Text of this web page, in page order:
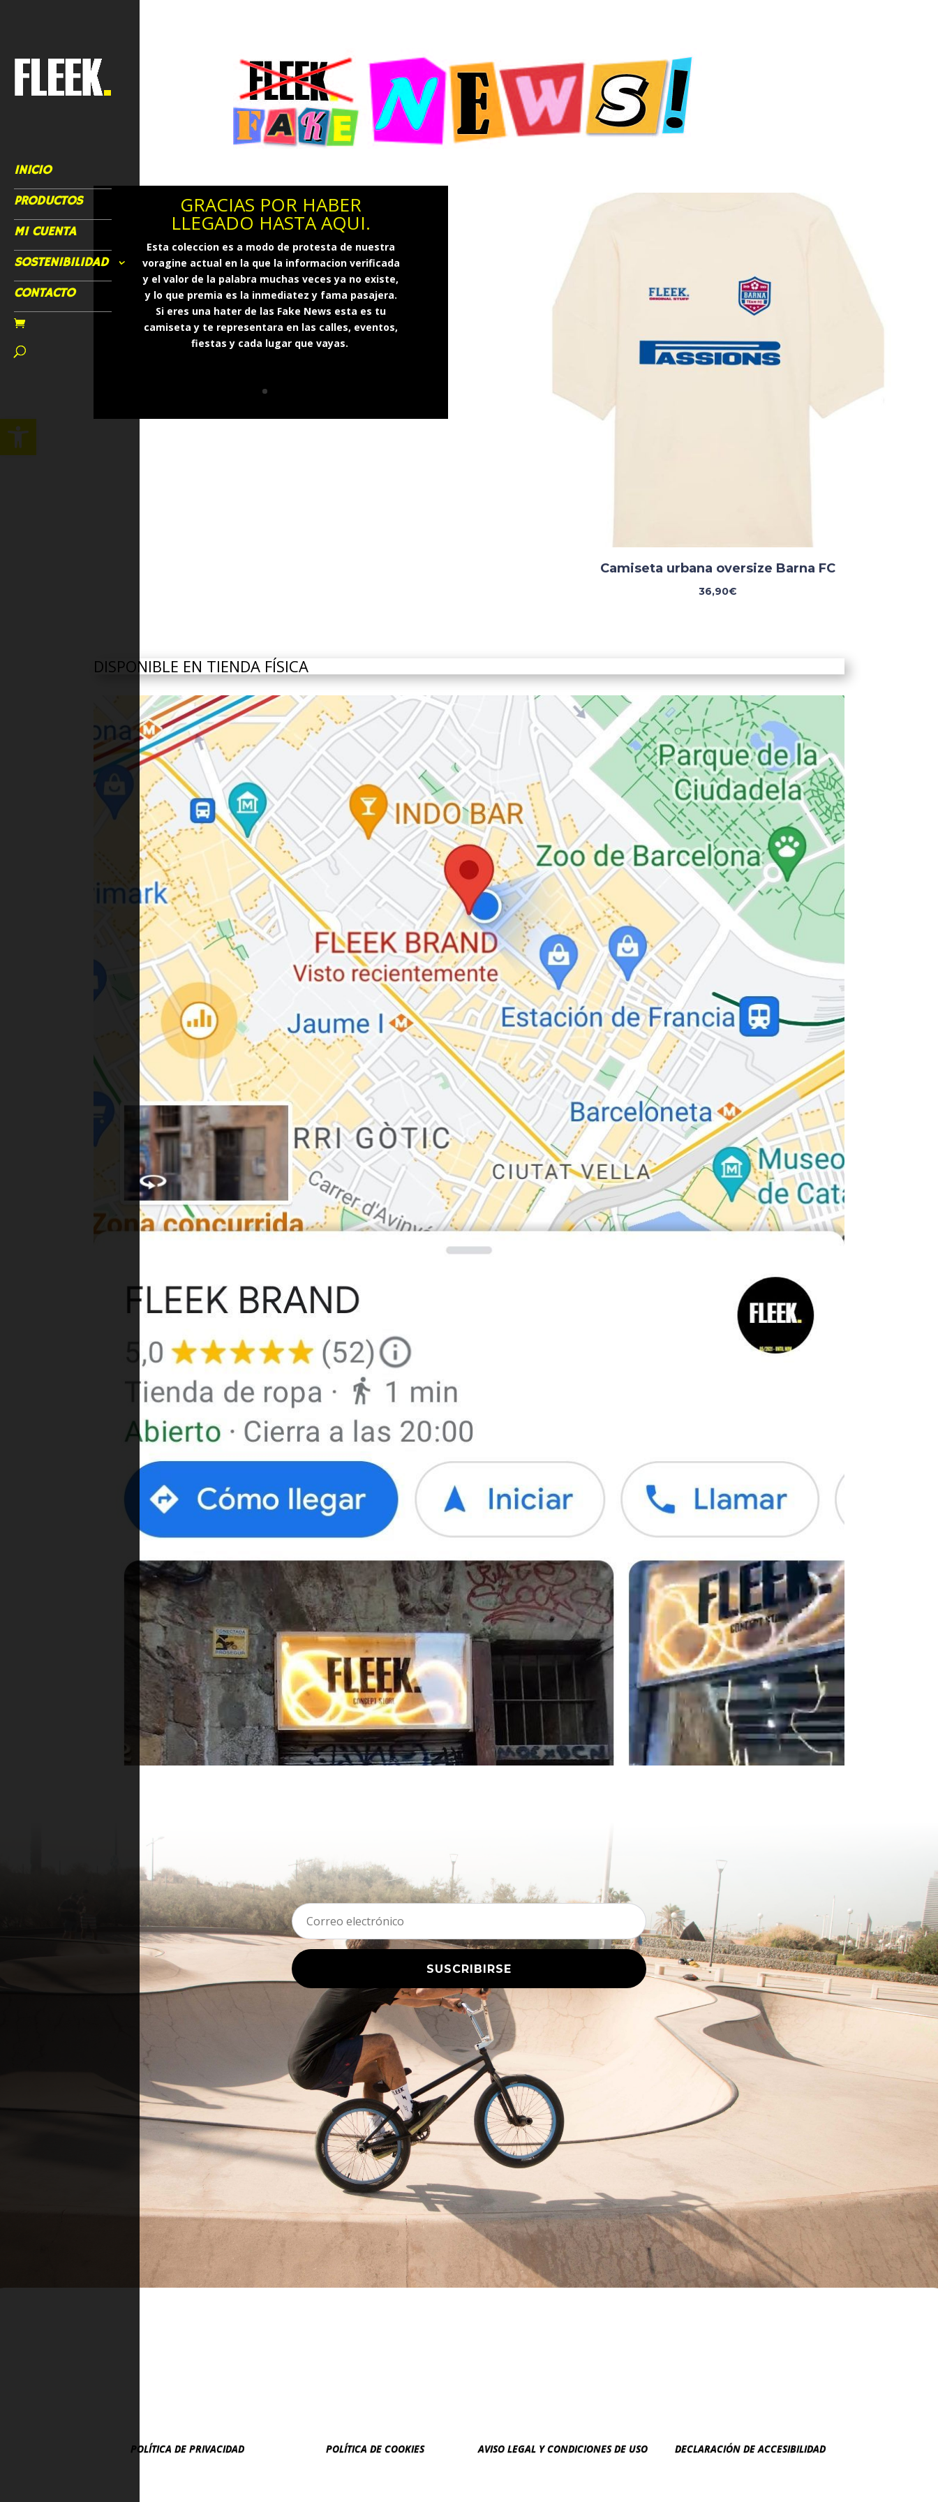
Abrir barra de herramientas
INICIO
PRODUCTOS
MI CUENTA
SOSTENIBILIDAD
CONTACTO
GRACIAS POR HABER
LLEGADO HASTA AQUI.
Esta coleccion es a modo de protesta de nuestra
voragine actual en la que la informacion verificada
y el valor de la palabra muchas veces ya no existe,
y lo que premia es la inmediatez y fama pasajera.
Si eres una hater de las Fake News esta es tu
camiseta y te representara en las calles, eventos,
fiestas y cada lugar que vayas.
Camiseta urbana oversize Barna FC
36,90€
DISPONIBLE EN TIENDA FÍSICA
SUSCRIBIRSE
POLÍTICA DE PRIVACIDAD POLÍTICA DE COOKIES AVISO LEGAL Y CONDICIONES DE USO DECLARACIÓN DE ACCESIBILIDAD